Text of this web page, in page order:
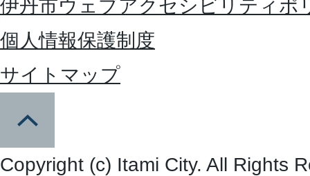
伊丹市ウェブアクセシビリティポ
個人情報保護制度
サイトマップ
Copyright (c) Itami City. All Rights